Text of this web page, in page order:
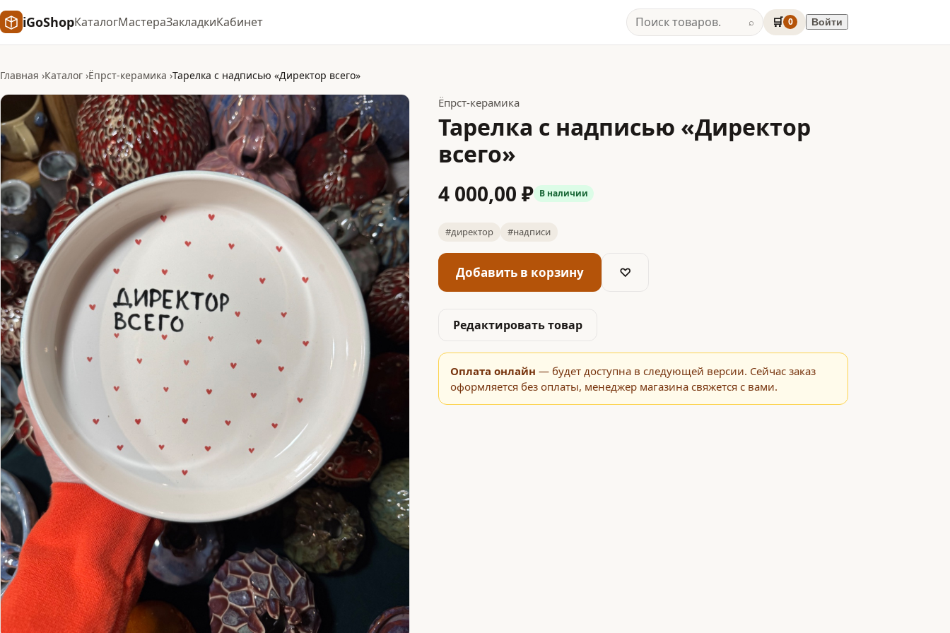
iGoShopКаталогМастераЗакладкиКабинет ⌕ 🛒 0 Войти
Главная Каталог Ёпрст-керамика Тарелка с надписью «Директор всего»
Ёпрст-керамика
Тарелка с надписью «Директор
всего»
4 000,00 ₽ В наличии
#директор #надписи
Добавить в корзину ♡
Редактировать товар
Оплата онлайн — будет доступна в следующей версии. Сейчас заказ
оформляется без оплаты, менеджер магазина свяжется с вами.